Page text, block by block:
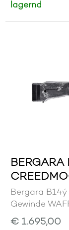
lagernd
BERGARA
Bergara
Gewinde
€ 1.695,00